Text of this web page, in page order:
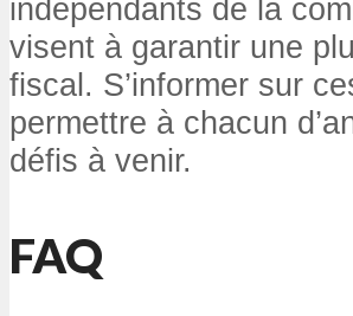
indépendants de la
visent à garantir une
fiscal. S’informer sur
permettre à chacun
défis à venir.
FAQ